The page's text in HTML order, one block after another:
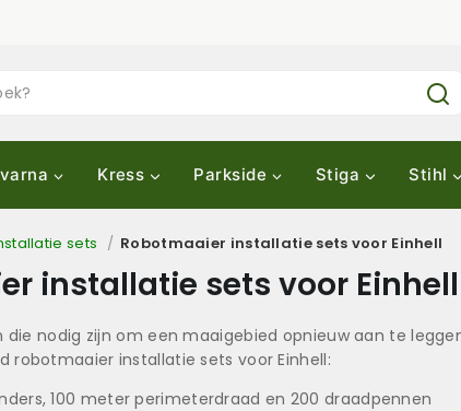
Kress Parkside Stiga Stihl
sets / Robotmaaier installatie sets voor Einhell
installatie sets voor Einhell
nodig zijn om een maaigebied opnieuw aan te
robotmaaier installatie sets voor Einhell:
100 meter perimeterdraad en 200 draadpennen